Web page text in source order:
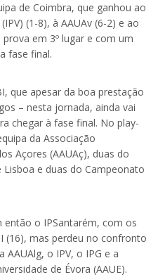
de Coimbra, que ganhou ao
(1-8), à AAUAv (6-2) e ao
em 3º lugar e com um
fase final.
que apesar da boa prestação
– nesta jornada, ainda vai
chegar à fase final. No play-
da Associação
Açores (AAUAç), duas do
e duas do Campeonato
o IPSantarém, com os
(16), mas perdeu no confronto
AAUAlg, o IPV, o IPG e a
de Évora (AAUE).